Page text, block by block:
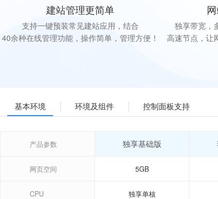
建站管理更简单
支持一键预装常见建站应用，结合
40余种在线管理功能，操作简单，管理方便！
独享带宽，
高速节点，让
基本环境 环境及组件 控制面板支持
产品参数 独享基础版
网页空间 5GB
CPU 独享单核